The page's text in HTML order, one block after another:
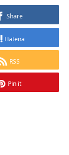
Share
Hatena
RSS
Pin it